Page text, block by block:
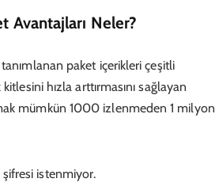
Avantajları Neler?
paket içerikleri çeşitli
hızla arttırmasını sağlayan
mümkün 1000 izlenmeden 1 milyon
şifresi istenmiyor.